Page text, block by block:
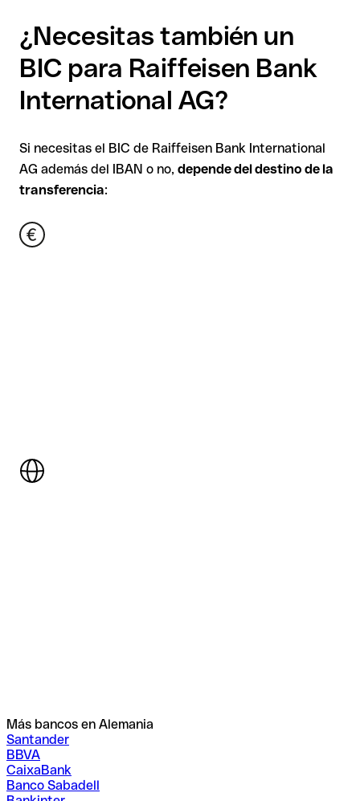
¿Necesitas también un
BIC para Raiffeisen Bank
International AG?
Si necesitas el BIC de Raiffeisen Bank International
AG además del IBAN o no, depende del destino de la
transferencia:
Más bancos en Alemania
Santander
BBVA
CaixaBank
Banco Sabadell